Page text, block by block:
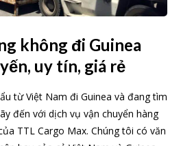
không đi Guinea
uy tín, giá rẻ
từ Việt Nam đi Guinea và đang tìm
đến với dịch vụ vận chuyển hàng
TTL Cargo Max. Chúng tôi có văn